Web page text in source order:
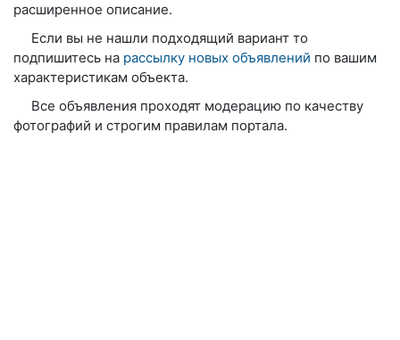
расширенное описание.
Если вы не нашли подходящий вариант то
подпишитесь на рассылку новых объявлений по вашим
характеристикам объекта.
Все объявления проходят модерацию по качеству
фотографий и строгим правилам портала.